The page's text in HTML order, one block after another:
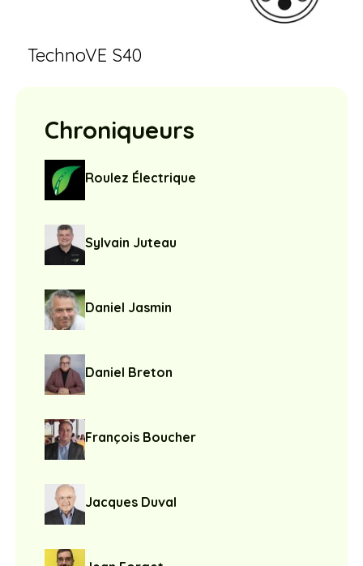
TechnoVE S40
Chroniqueurs
Roulez Électrique
Sylvain Juteau
Daniel Jasmin
Daniel Breton
François Boucher
Jacques Duval